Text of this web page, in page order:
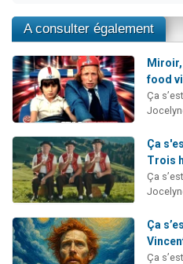
A consulter également
food
Ça
Ça
Trois
Ça
Ça
Ça